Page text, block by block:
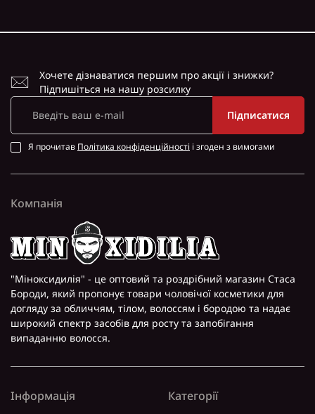
Хочете дізнаватися першим про акції і знижки?
Підпишіться на нашу розсилку
Підписатися
Я прочитав Політика конфіденційності і згоден з вимогами
Компанія
"Міноксидилія" - це оптовий та роздрібний магазин Стаса
Бороди, який пропонує товари чоловічої косметики для
догляду за обличчям, тілом, волоссям і бородою та надає
широкий спектр засобів для росту та запобігання
випаданню волосся.
Інформація Категорії